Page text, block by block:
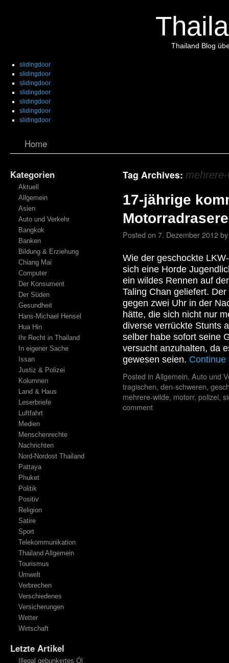
Thailand Blog
slidingdoor
slidingdoor
slidingdoor
slidingdoor
slidingdoor
slidingdoor
slidingdoor
Home
Kategorien
Aktuell
Allgemein
Asien
Auto und Verkehr
Bangkok
Banken
Bildung & Erziehung
Chiang Mai
Computer
Der Konsument
Der Süden
Gesundheit
Hans-Michael Hensel
Hua Hin
Ihr Recht in Thailand
In eigener Sache
Issan
Justiz & Polizei
Kolumnen
Land & Haus
Leserbriefe
Luftfahrt
Medien
Menschenrechte
Nachrichten
Nord-Nordost Thailand
Pattaya
Phuket
Politik
Positiv
Religion
Satire
Sport
Telekommunikation
Thailand Allgemein
Tourismus
Umwelt
Verbrechen
Verschiedenes
Versicherungen
Wetter
Wirtschaft
Letzte Artikel
Illegal gebunkertes Öl
Tag Archives:
17-jährige
Posted on 7. Dezember 2012by
Wie der geschockte
sich eine Horde
ein wildes Rennen auf
Taling Chan geliefert.
gegen zwei Uhr in der
hätte, die sich nicht nur
diverse verrückte Stunts
selber habe sofort seine
versucht anzuhalten, da
gewesen seien.
Posted in Allgemein, Auto und
tragischen, den-schweren,
mehrere-wilde, motorr, polizei,
comment